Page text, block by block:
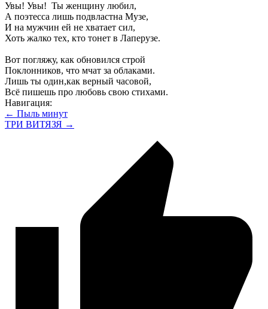
Увы! Увы! Ты женщину любил,
А поэтесса лишь подвластна Музе,
И на мужчин ей не хватает сил,
Хоть жалко тех, кто тонет в Лаперузе.
Вот погляжу, как обновился строй
Поклонников, что мчат за облаками.
Лишь ты один,как верный часовой,
Всё пишешь про любовь свою стихами.
Навигация:
← Пыль минут
ТРИ ВИТЯЗЯ →